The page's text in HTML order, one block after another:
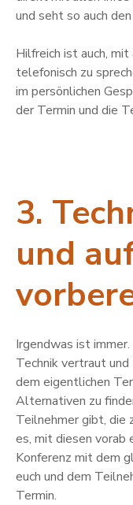
und seht so auch
Hilfreich ist auch,
telefonisch zu
im persönlichen
der Termin und die
3.
und
Irgendwas ist
Technik vertraut
dem eigentlichen
Alternativen zu
Teilnehmer gibt, die
es, mit diesen vorab
Konferenz mit dem
euch und dem
Termin.